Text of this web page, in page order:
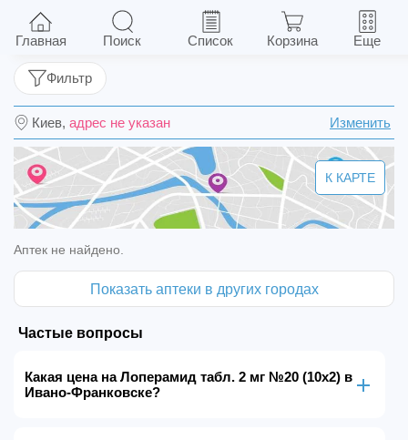
Лоперамид табл. 2 мг №20 (10х2)
Киев, адрес не указан Изменить
Фильтр
К КАРТЕ
Аптек не найдено.
Показать аптеки в других городах
Частые вопросы
Какая цена на Лоперамид табл. 2 мг №20 (10х2) в
Ивано-Франковске?
Главная Поиск Список Корзина Еще